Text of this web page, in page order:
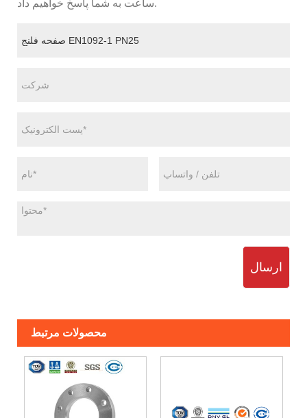
ساعت به شما پاسخ خواهیم داد.
ارسال
محصولات مرتبط